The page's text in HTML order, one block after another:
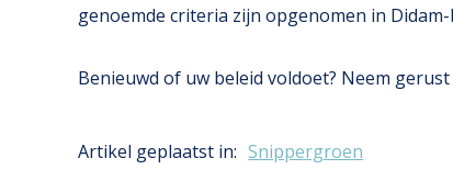
genoemde criteria zijn opgenomen in
Benieuwd of uw beleid voldoet? Neem gerust
Artikel geplaatst in: Snippergroen